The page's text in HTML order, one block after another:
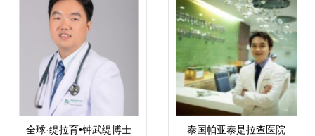
全球·缇拉育•钟武缇博士 泰国帕亚泰是拉查医院